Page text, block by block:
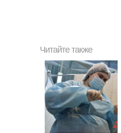
Читайте также